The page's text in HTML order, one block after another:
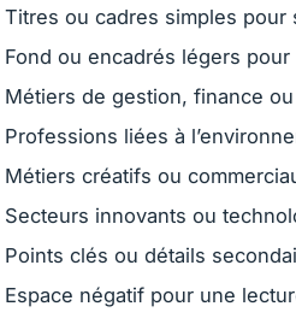
Titres ou cadres simples pour
Fond ou encadrés légers
Métiers de gestion, finance
Professions liées à
Métiers créatifs ou
Secteurs innovants ou
Points clés ou détails
Espace négatif pour une